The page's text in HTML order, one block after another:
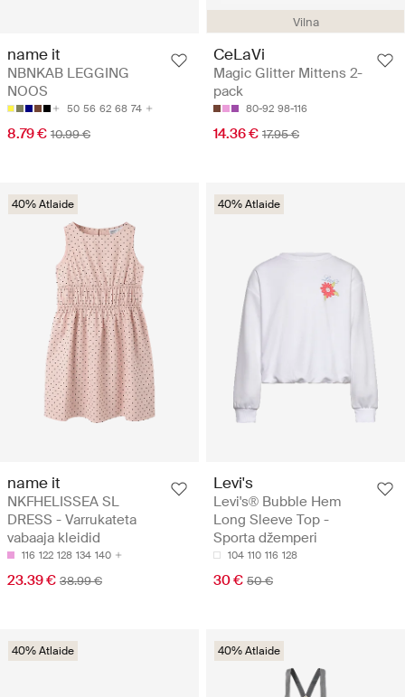
name it
NBNKAB LEGGING
NOOS
50 56 62 68 74
8.79 € 10.99 €
Vilna
CeLaVi
Magic Glitter Mittens 2-
pack
80-92 98-116
14.36 € 17.95 €
40% Atlaide
name it
NKFHELISSEA SL
DRESS - Varrukateta
vabaaja kleidid
116 122 128 134 140
23.39 € 38.99 €
40% Atlaide
Levi's
Levi's® Bubble Hem
Long Sleeve Top -
Sporta džemperi
104 110 116 128
30 € 50 €
40% Atlaide 40% Atlaide